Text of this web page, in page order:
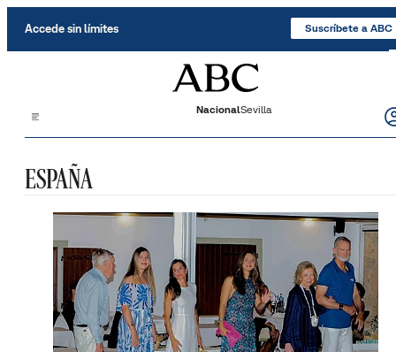
Accede sin límites Suscríbete a ABC
NacionalSevilla
ESPAÑA